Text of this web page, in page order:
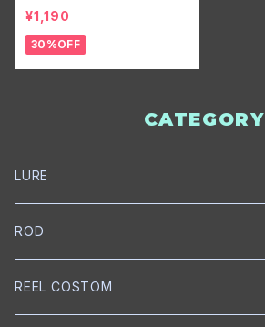
lb
¥1,190
30%OFF
CATEGORY
LURE
NORIES
トップウォーター
mibro
ROD
NORIES
REEL COSTOM